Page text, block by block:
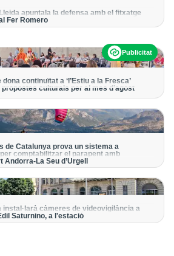
apuntala la defensa amb el fitxatge
Fer Romero
Publicitat
continuïtat a ‘l’Estiu a la Fresca’
culturals per al mes d’agost
protagonistes de la programació serà
de Catalunya prova un sistema a
comptabilitzar el parapent amb
Andorra-La Seu d’Urgell
pas als avions amb vols instrumentals
instal·larà càmeres de videovigilància a
Saturnino, a l'estació